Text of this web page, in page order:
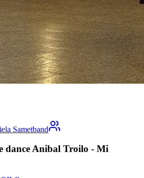
Sametband
dance Anibal Troilo - Mi